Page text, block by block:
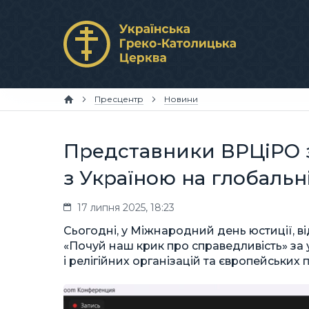
Пресцентр Новини
Представники ВРЦіРО
з Україною на
17 липня 2025, 18:23
Сьогодні, у Міжнародний день юстиції,
«Почуй наш крик про справедливість»
і релігійних організацій та європейських